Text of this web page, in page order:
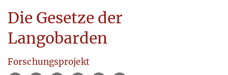
Die Gesetze der
Langobarden
Forschungsprojekt